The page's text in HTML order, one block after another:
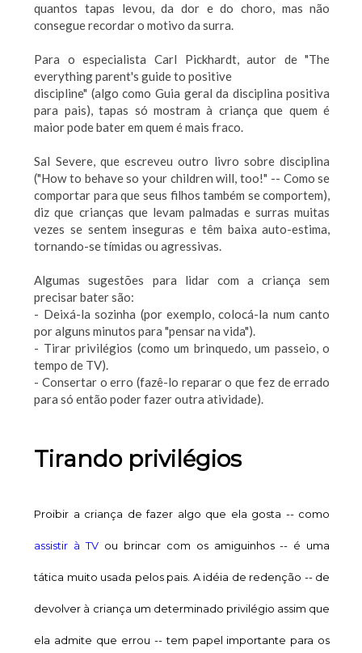
quantos tapas levou, da dor e do choro, mas não
consegue recordar o motivo da surra.
Para o especialista Carl Pickhardt, autor de "The
everything parent's guide to positive
discipline" (algo como Guia geral da disciplina positiva
para pais), tapas só mostram à criança que quem é
maior pode bater em quem é mais fraco.
Sal Severe, que escreveu outro livro sobre disciplina
("How to behave so your children will, too!" -- Como se
comportar para que seus filhos também se comportem),
diz que crianças que levam palmadas e surras muitas
vezes se sentem inseguras e têm baixa auto-estima,
tornando-se tímidas ou agressivas.
Algumas sugestões para lidar com a criança sem
precisar bater são:
- Deixá-la sozinha (por exemplo, colocá-la num canto
por alguns minutos para "pensar na vida").
- Tirar privilégios (como um brinquedo, um passeio, o
tempo de TV).
- Consertar o erro (fazê-lo reparar o que fez de errado
para só então poder fazer outra atividade).
Tirando privilégios
Proibir a criança de fazer algo que ela gosta -- como
assistir à TV ou brincar com os amiguinhos -- é uma
tática muito usada pelos pais. A idéia de redenção -- de
devolver à criança um determinado privilégio assim que
ela admite que errou -- tem papel importante para os